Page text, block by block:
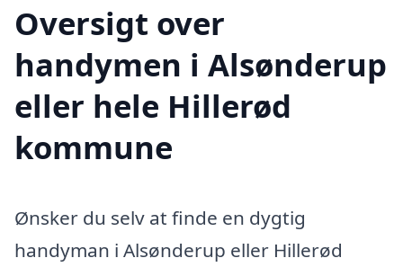
Oversigt over
handymen i Alsønderup
eller hele Hillerød
kommune
Ønsker du selv at finde en dygtig
handyman i Alsønderup eller Hillerød